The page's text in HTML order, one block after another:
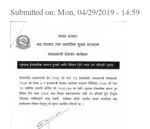
Submitted on:Mon, 04/29/2019 - 14:59